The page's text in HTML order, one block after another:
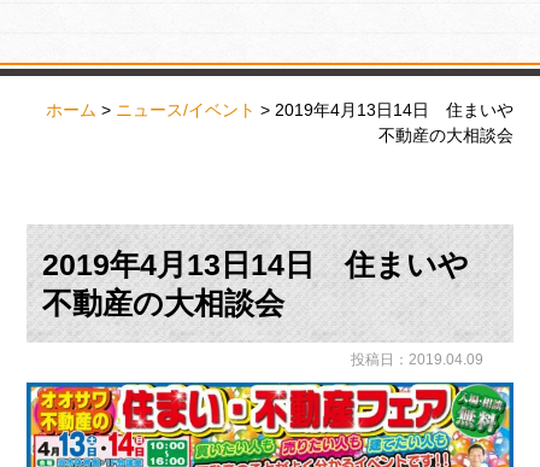
ホーム > ニュース/イベント > 2019年4月13日14日 住まいや
不動産の大相談会
2019年4月13日14日 住まいや
不動産の大相談会
投稿日：2019.04.09